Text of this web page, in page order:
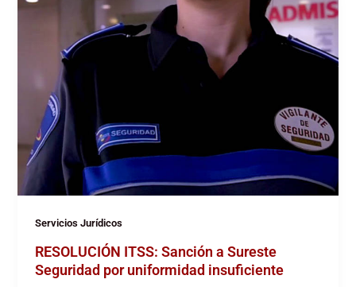
Servicios Jurídicos
RESOLUCIÓN ITSS: Sanción a Sureste
Seguridad por uniformidad insuficiente